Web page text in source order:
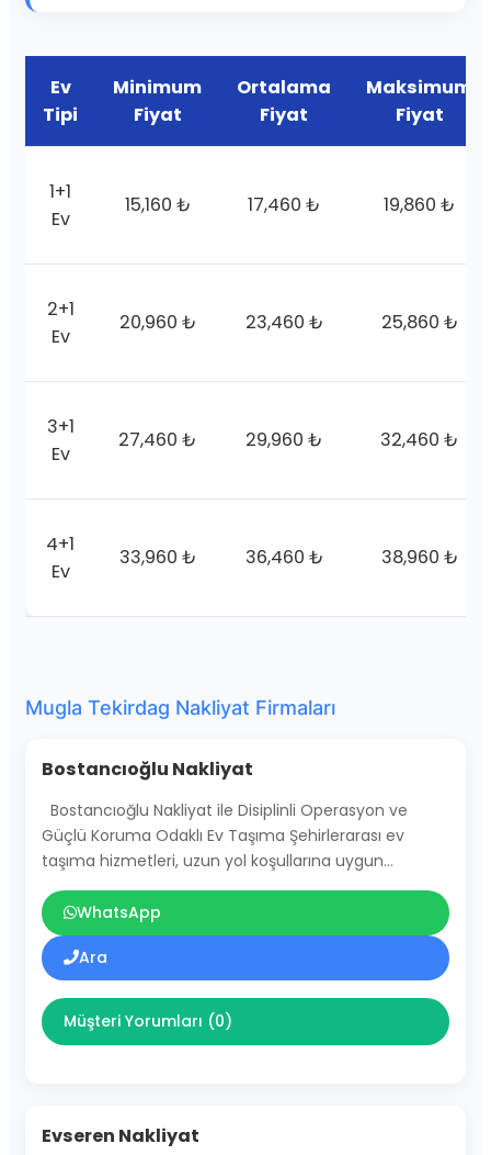
Ev
Tipi
Minimum
Fiyat
Ortalama
Fiyat
Maksimum
Fiyat
1+1
Ev
15,160 ₺ 17,460 ₺ 19,860 ₺
2+1
Ev
20,960 ₺ 23,460 ₺ 25,860 ₺
3+1
Ev
27,460 ₺ 29,960 ₺ 32,460 ₺
4+1
Ev
33,960 ₺ 36,460 ₺ 38,960 ₺
Mugla Tekirdag Nakliyat Firmaları
Bostancıoğlu Nakliyat
Bostancıoğlu Nakliyat ile Disiplinli Operasyon ve
Güçlü Koruma Odaklı Ev Taşıma Şehirlerarası ev
taşıma hizmetleri, uzun yol koşullarına uygun…
WhatsApp
Ara
Müşteri Yorumları (0)
Evseren Nakliyat